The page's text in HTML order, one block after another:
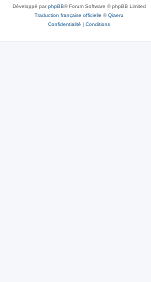
Développé parphpBB® Forum Software © phpBB Limited
Traduction française officielle ©Qiaeru
Confidentialité | Conditions